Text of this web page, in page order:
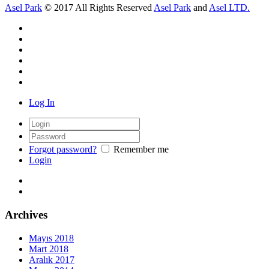
Asel Park © 2017 All Rights Reserved Asel Park and Asel LTD.
Log In
Forgot password?
Remember me
Login
Archives
Mayıs 2018
Mart 2018
Aralık 2017